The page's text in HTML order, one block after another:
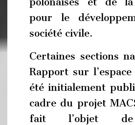
pour le
société civile.
Certaines sections
Rapport sur
été initialement
cadre du projet
fait l’objet de